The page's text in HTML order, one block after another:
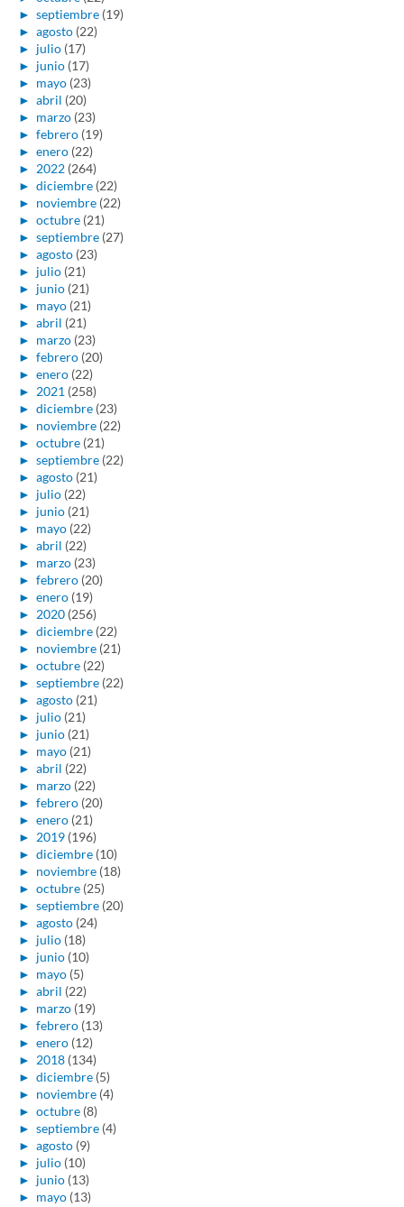
► septiembre (19)
► agosto (22)
► julio (17)
► junio (17)
► mayo (23)
► abril (20)
► marzo (23)
► febrero (19)
► enero (22)
► 2022 (264)
► diciembre (22)
► noviembre (22)
► octubre (21)
► septiembre (27)
► agosto (23)
► julio (21)
► junio (21)
► mayo (21)
► abril (21)
► marzo (23)
► febrero (20)
► enero (22)
► 2021 (258)
► diciembre (23)
► noviembre (22)
► octubre (21)
► septiembre (22)
► agosto (21)
► julio (22)
► junio (21)
► mayo (22)
► abril (22)
► marzo (23)
► febrero (20)
► enero (19)
► 2020 (256)
► diciembre (22)
► noviembre (21)
► octubre (22)
► septiembre (22)
► agosto (21)
► julio (21)
► junio (21)
► mayo (21)
► abril (22)
► marzo (22)
► febrero (20)
► enero (21)
► 2019 (196)
► diciembre (10)
► noviembre (18)
► octubre (25)
► septiembre (20)
► agosto (24)
► julio (18)
► junio (10)
► mayo (5)
► abril (22)
► marzo (19)
► febrero (13)
► enero (12)
► 2018 (134)
► diciembre (5)
► noviembre (4)
► octubre (8)
► septiembre (4)
► agosto (9)
► julio (10)
► junio (13)
► mayo (13)